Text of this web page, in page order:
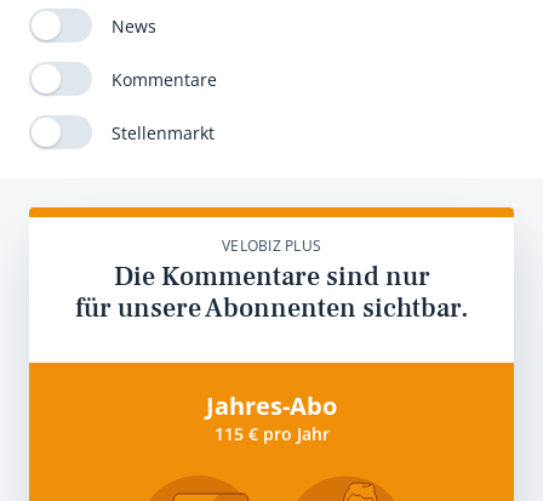
News
Kommentare
Stellenmarkt
VELOBIZ PLUS
Die Kommentare sind nur
für unsere Abonnenten sichtbar.
Jahres-Abo
115 € pro Jahr